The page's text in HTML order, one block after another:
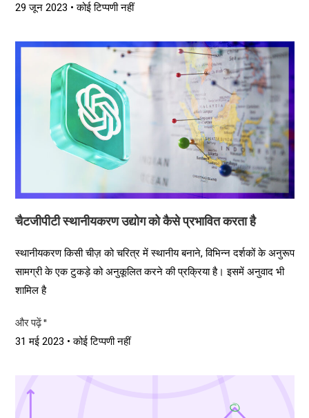
29 जून 2023 कोई टिप्पणी नहीं
चैटजीपीटी स्थानीयकरण उद्योग को कैसे प्रभावित करता है
स्थानीयकरण किसी चीज़ को चरित्र में स्थानीय बनाने, विभिन्न दर्शकों के अनुरूप
सामग्री के एक टुकड़े को अनुकूलित करने की प्रक्रिया है। इसमें अनुवाद भी
शामिल है
और पढ़ें "
31 मई 2023 कोई टिप्पणी नहीं